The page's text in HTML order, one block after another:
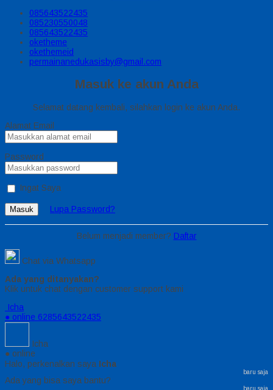
085643522435
085230550048
085643522435
oketheme
okethemeid
permainanedukasisby@gmail.com
Masuk ke akun Anda
Selamat datang kembali, silahkan login ke akun Anda.
Alamat Email
Password
Ingat Saya
Masuk Lupa Password?
Belum menjadi member? Daftar
Chat via Whatsapp
Ada yang ditanyakan?
Klik untuk chat dengan customer support kami
Icha
● online 6285643522435
Icha
● online
Halo, perkenalkan saya Icha
baru saja
Ada yang bisa saya bantu?
baru saja